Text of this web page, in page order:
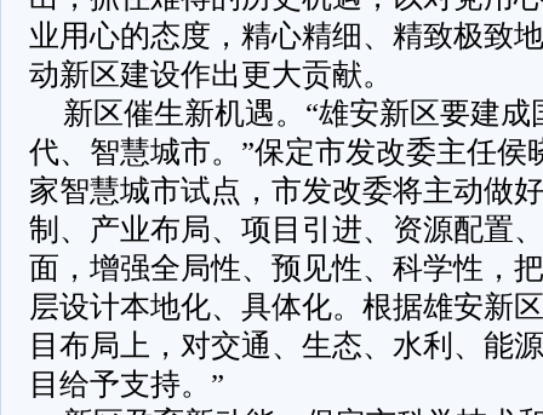
业用心的态度，精心精细、精致极致
动新区建设作出更大贡献。
新区催生新机遇。“雄安新区要建
代、智慧城市。”保定市发改委主任侯
家智慧城市试点，市发改委将主动做
制、产业布局、项目引进、资源配置
面，增强全局性、预见性、科学性，
层设计本地化、具体化。根据雄安新
目布局上，对交通、生态、水利、能
目给予支持。”